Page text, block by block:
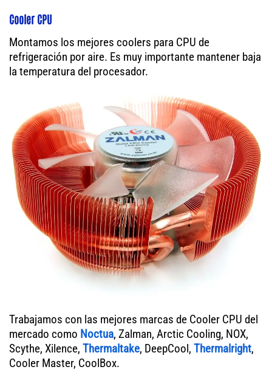
Cooler CPU
Montamos los mejores coolers para CPU de
refrigeración por aire. Es muy importante mantener baja
la temperatura del procesador.
Trabajamos con las mejores marcas de Cooler CPU del
mercado como Noctua, Zalman, Arctic Cooling, NOX,
Scythe, Xilence, Thermaltake, DeepCool, Thermalright,
Cooler Master, CoolBox.